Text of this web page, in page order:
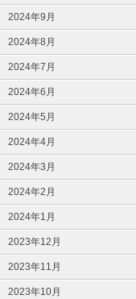
2024年9月
2024年8月
2024年7月
2024年6月
2024年5月
2024年4月
2024年3月
2024年2月
2024年1月
2023年12月
2023年11月
2023年10月